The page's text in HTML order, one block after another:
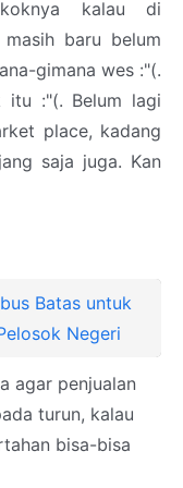
kalau di
baru belum
gimana wes :"(.
itu :"(. Belum lagi
place, kadang
saja juga. Kan
Batas untuk
Negeri
agar penjualan
turun, kalau
bisa-bisa